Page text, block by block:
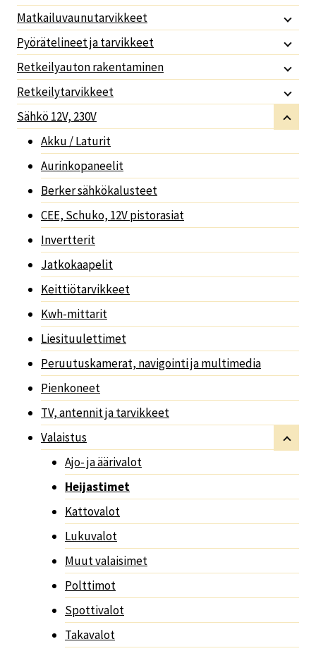
Matkailuvaunutarvikkeet
Pyörätelineet ja tarvikkeet
Retkeilyauton rakentaminen
Retkeilytarvikkeet
Sähkö 12V, 230V
Akku / Laturit
Aurinkopaneelit
Berker sähkökalusteet
CEE, Schuko, 12V pistorasiat
Invertterit
Jatkokaapelit
Keittiötarvikkeet
Kwh-mittarit
Liesituulettimet
Peruutuskamerat, navigointi ja multimedia
Pienkoneet
TV, antennit ja tarvikkeet
Valaistus
Ajo- ja äärivalot
Heijastimet
Kattovalot
Lukuvalot
Muut valaisimet
Polttimot
Spottivalot
Takavalot